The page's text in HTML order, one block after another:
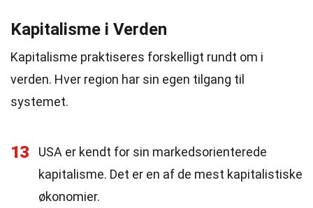
Kapitalisme i Verden
Kapitalisme praktiseres forskelligt rundt om i
verden. Hver region har sin egen tilgang til
systemet.
13
USA er kendt for sin markedsorienterede
kapitalisme. Det er en af de mest kapitalistiske
økonomier.